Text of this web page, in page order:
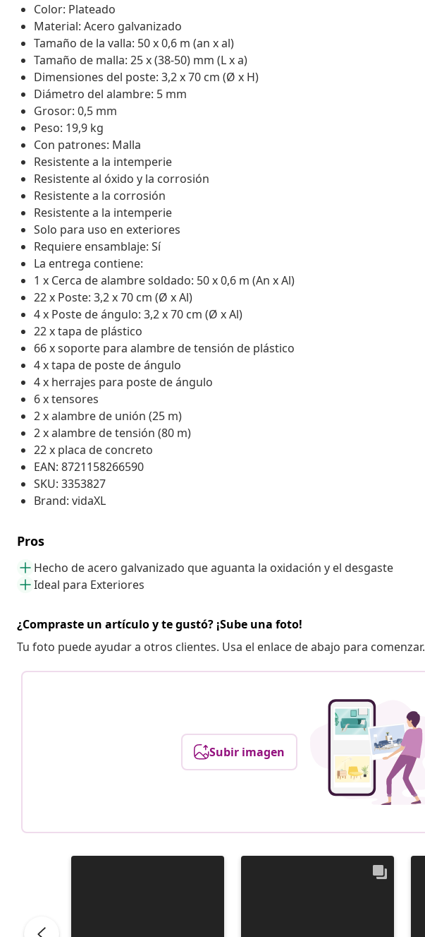
Color: Plateado
Material: Acero galvanizado
Tamaño de la valla: 50 x 0,6 m (an x al)
Tamaño de malla: 25 x (38-50) mm (L x a)
Dimensiones del poste: 3,2 x 70 cm (Ø x H)
Diámetro del alambre: 5 mm
Grosor: 0,5 mm
Peso: 19,9 kg
Con patrones: Malla
Resistente a la intemperie
Resistente al óxido y la corrosión
Resistente a la corrosión
Resistente a la intemperie
Solo para uso en exteriores
Requiere ensamblaje: Sí
La entrega contiene:
1 x Cerca de alambre soldado: 50 x 0,6 m (An x Al)
22 x Poste: 3,2 x 70 cm (Ø x Al)
4 x Poste de ángulo: 3,2 x 70 cm (Ø x Al)
22 x tapa de plástico
66 x soporte para alambre de tensión de plástico
4 x tapa de poste de ángulo
4 x herrajes para poste de ángulo
6 x tensores
2 x alambre de unión (25 m)
2 x alambre de tensión (80 m)
22 x placa de concreto
EAN: 8721158266590
SKU: 3353827
Brand: vidaXL
Pros
Hecho de acero galvanizado que aguanta la oxidación y el desgaste
Ideal para Exteriores
¿Compraste un artículo y te gustó? ¡Sube una foto!
Tu foto puede ayudar a otros clientes. Usa el enlace de abajo para comenzar.
Subir imagen